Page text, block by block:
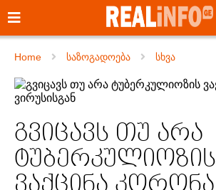
Home საზოგადოება სხვა
გვიცავს თუ არა
ტუბერკულიოზის